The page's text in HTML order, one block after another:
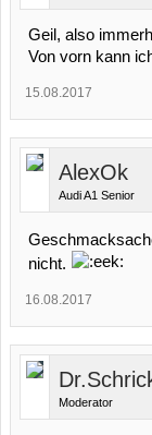
Geil, also
Von vorn kann
15.08.2017
AlexOk
Audi A1 Senior
nicht.
16.08.2017
Moderator